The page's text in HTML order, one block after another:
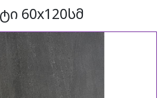
60x120სმ